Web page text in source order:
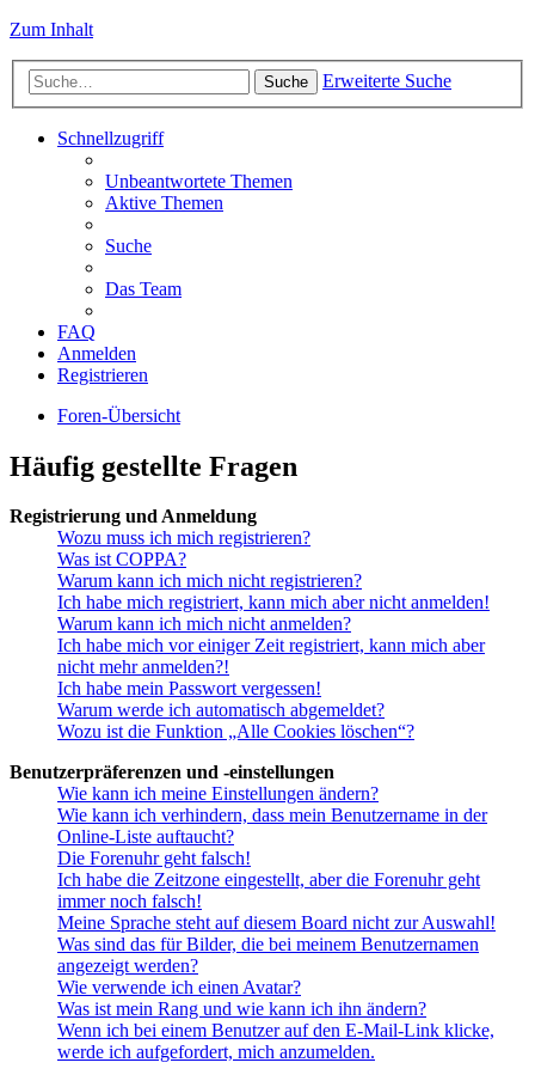
Zum Inhalt
Suche Erweiterte Suche
Schnellzugriff
Unbeantwortete Themen
Aktive Themen
Suche
Das Team
FAQ
Anmelden
Registrieren
Foren-Übersicht
Häufig gestellte Fragen
Registrierung und Anmeldung
Wozu muss ich mich registrieren?
Was ist COPPA?
Warum kann ich mich nicht registrieren?
Ich habe mich registriert, kann mich aber nicht anmelden!
Warum kann ich mich nicht anmelden?
Ich habe mich vor einiger Zeit registriert, kann mich aber
nicht mehr anmelden?!
Ich habe mein Passwort vergessen!
Warum werde ich automatisch abgemeldet?
Wozu ist die Funktion „Alle Cookies löschen“?
Benutzerpräferenzen und -einstellungen
Wie kann ich meine Einstellungen ändern?
Wie kann ich verhindern, dass mein Benutzername in der
Online-Liste auftaucht?
Die Forenuhr geht falsch!
Ich habe die Zeitzone eingestellt, aber die Forenuhr geht
immer noch falsch!
Meine Sprache steht auf diesem Board nicht zur Auswahl!
Was sind das für Bilder, die bei meinem Benutzernamen
angezeigt werden?
Wie verwende ich einen Avatar?
Was ist mein Rang und wie kann ich ihn ändern?
Wenn ich bei einem Benutzer auf den E-Mail-Link klicke,
werde ich aufgefordert, mich anzumelden.